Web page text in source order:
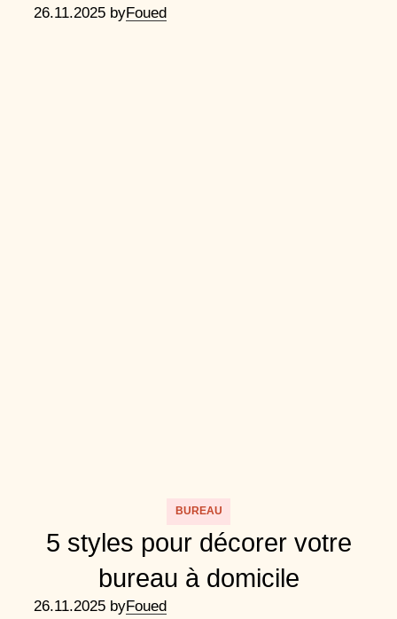
26.11.2025 byFoued
BUREAU
5 styles pour décorer votre
bureau à domicile
26.11.2025 byFoued